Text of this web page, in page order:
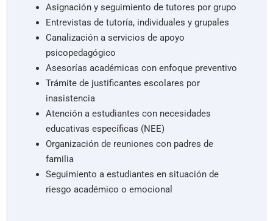
Asignación y seguimiento de tutores por grupo
Entrevistas de tutoría, individuales y grupales
Canalización a servicios de apoyo
psicopedagógico
Asesorías académicas con enfoque preventivo
Trámite de justificantes escolares por
inasistencia
Atención a estudiantes con necesidades
educativas específicas (NEE)
Organización de reuniones con padres de
familia
Seguimiento a estudiantes en situación de
riesgo académico o emocional